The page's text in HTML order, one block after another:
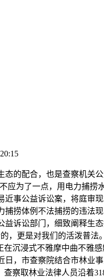
配合，也是查察机关
应为了一点，用电力捕
事公益诉讼案，将庭审
捞体例不法捕捞的违法
诉讼部门，细致阐释生
，更是对我们的活泼普
沉浸式不雅摩中曲不雅
，市查察院结合市林业
察取林业法律人员沿着